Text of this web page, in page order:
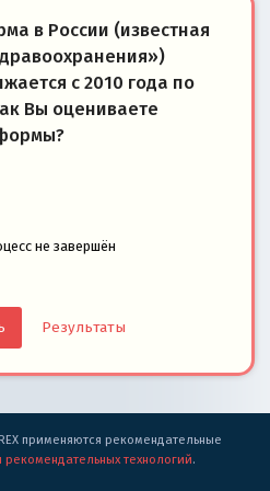
в России (известная
с 2010 года по
Вы оцениваете
не завершён
Результаты
применяются рекомендательные
технологий.